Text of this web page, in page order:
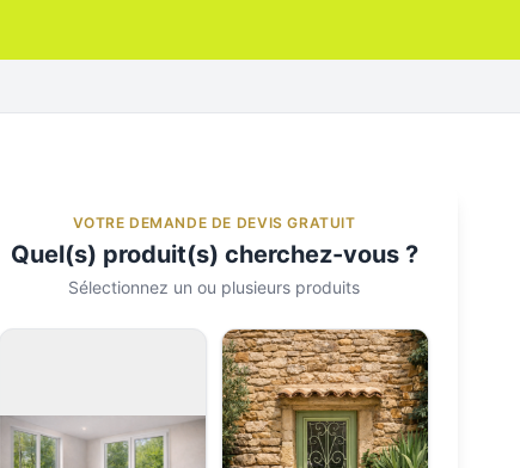
VOTRE DEMANDE DE DEVIS GRATUIT
Quel(s) produit(s) cherchez-vous ?
Sélectionnez un ou plusieurs produits